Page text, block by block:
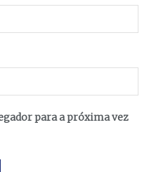
para a próxima vez